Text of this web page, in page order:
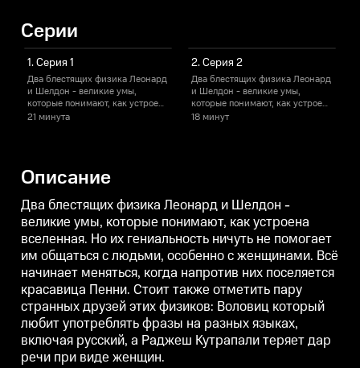
Серии
1. Серия 1
Два блестящих физика Леонард
и Шелдон - великие умы,
которые понимают, как устроена
вселенная. Но их гениальность
поселяется красавица Пенни.
Стоит также отметить пару
странных друзей этих физиков:
Воловиц который любит
употреблять фразы на разных
языках, включая русский, а
Раджеш Кутрапали теряет дар
речи при виде женщин.
21 минута
2. Серия 2
Два блестящих физика Леонард
и Шелдон - великие умы,
которые понимают, как устроена
вселенная. Но их гениальность
странных друзей этих физиков:
Воловиц который любит
употреблять фразы на разных
языках, включая русский, а
Раджеш Кутрапали теряет дар
речи при виде женщин.
18 минут
Описание
Два блестящих физика Леонард и Шелдон -
великие умы, которые понимают, как устроена
вселенная. Но их гениальность ничуть не помогает
им общаться с людьми, особенно с женщинами. Всё
начинает меняться, когда напротив них поселяется
красавица Пенни. Стоит также отметить пару
странных друзей этих физиков: Воловиц который
любит употреблять фразы на разных языках,
включая русский, а Раджеш Кутрапали теряет дар
речи при виде женщин.